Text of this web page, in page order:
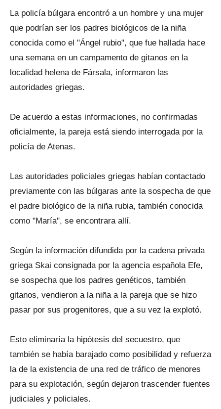
La policía búlgara encontró a un hombre y una mujer
que podrían ser los padres biológicos de la niña
conocida como el "Ángel rubio", que fue hallada hace
una semana en un campamento de gitanos en la
localidad helena de Fársala, informaron las
autoridades griegas.
De acuerdo a estas informaciones, no confirmadas
oficialmente, la pareja está siendo interrogada por la
policía de Atenas.
Las autoridades policiales griegas habían contactado
previamente con las búlgaras ante la sospecha de que
el padre biológico de la niña rubia, también conocida
como "María", se encontrara allí.
Según la información difundida por la cadena privada
griega Skai consignada por la agencia española Efe,
se sospecha que los padres genéticos, también
gitanos, vendieron a la niña a la pareja que se hizo
pasar por sus progenitores, que a su vez la explotó.
Esto eliminaría la hipótesis del secuestro, que
también se había barajado como posibilidad y refuerza
la de la existencia de una red de tráfico de menores
para su explotación, según dejaron trascender fuentes
judiciales y policiales.